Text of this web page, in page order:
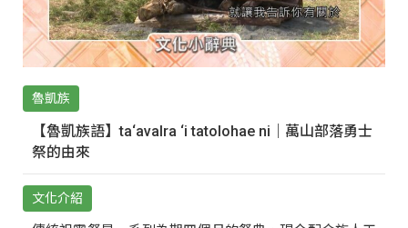
魯凱族
【魯凱族語】ta‘avalra ‘i tatolohae ni｜萬山部落勇士
祭的由來
文化介紹